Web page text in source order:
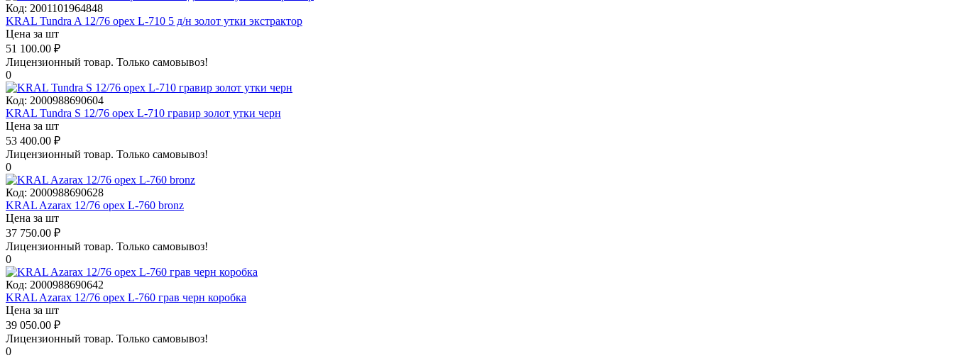
Код: 2001101964848
KRAL Tundra A 12/76 орех L-710 5 д/н золот утки экстрактор
Цена за шт
51 100.00 ₽
Лицензионный товар. Только самовывоз!
0
Код: 2000988690604
KRAL Tundra S 12/76 орех L-710 гравир золот утки черн
Цена за шт
53 400.00 ₽
Лицензионный товар. Только самовывоз!
0
Код: 2000988690628
KRAL Azarax 12/76 орех L-760 bronz
Цена за шт
37 750.00 ₽
Лицензионный товар. Только самовывоз!
0
Код: 2000988690642
KRAL Azarax 12/76 орех L-760 грав черн коробка
Цена за шт
39 050.00 ₽
Лицензионный товар. Только самовывоз!
0